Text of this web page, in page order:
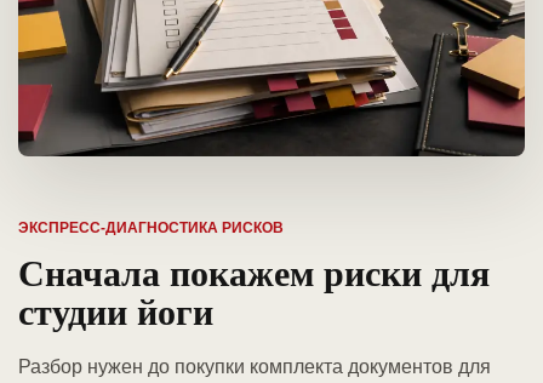
ЭКСПРЕСС-ДИАГНОСТИКА РИСКОВ
Сначала покажем риски для
студии йоги
Разбор нужен до покупки комплекта документов для